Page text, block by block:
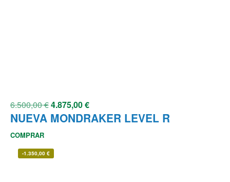
6.500,00€4.875,00€
NUEVA MONDRAKER LEVEL R
COMPRAR
-1.350,00 €